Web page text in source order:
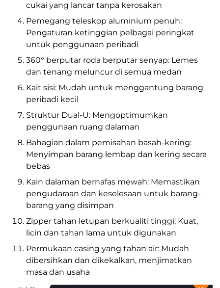
cukai yang lancar tanpa kerosakan
Pemegang teleskop aluminium penuh:
Pengaturan ketinggian pelbagai peringkat
untuk penggunaan peribadi
360° berputar roda berputar senyap: Lemes
dan tenang meluncur di semua medan
Kait sisi: Mudah untuk menggantung barang
peribadi kecil
Struktur Dual-U: Mengoptimumkan
penggunaan ruang dalaman
Bahagian dalam pemisahan basah-kering:
Menyimpan barang lembap dan kering secara
bebas
Kain dalaman bernafas mewah: Memastikan
pengudaraan dan keselesaan untuk barang-
barang yang disimpan
Zipper tahan letupan berkualiti tinggi: Kuat,
licin dan tahan lama untuk digunakan
Permukaan casing yang tahan air: Mudah
dibersihkan dan dikekalkan, menjimatkan
masa dan usaha